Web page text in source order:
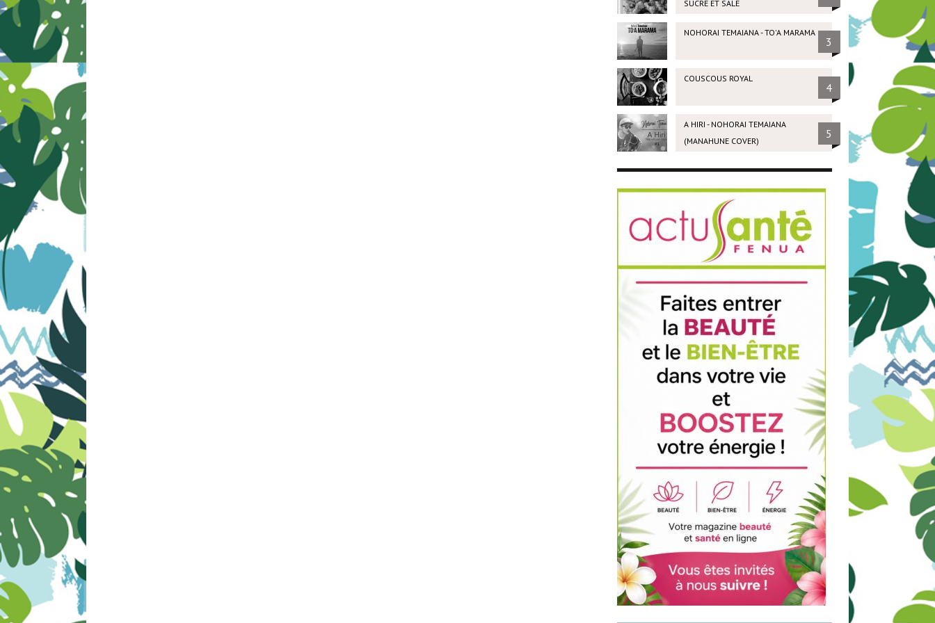
SUCRÉ ET SALÉ
NOHORAI TEMAIANA - TO'A MARAMA
3
COUSCOUS ROYAL
4
A HIRI - NOHORAI TEMAIANA
(MANAHUNE COVER)
5